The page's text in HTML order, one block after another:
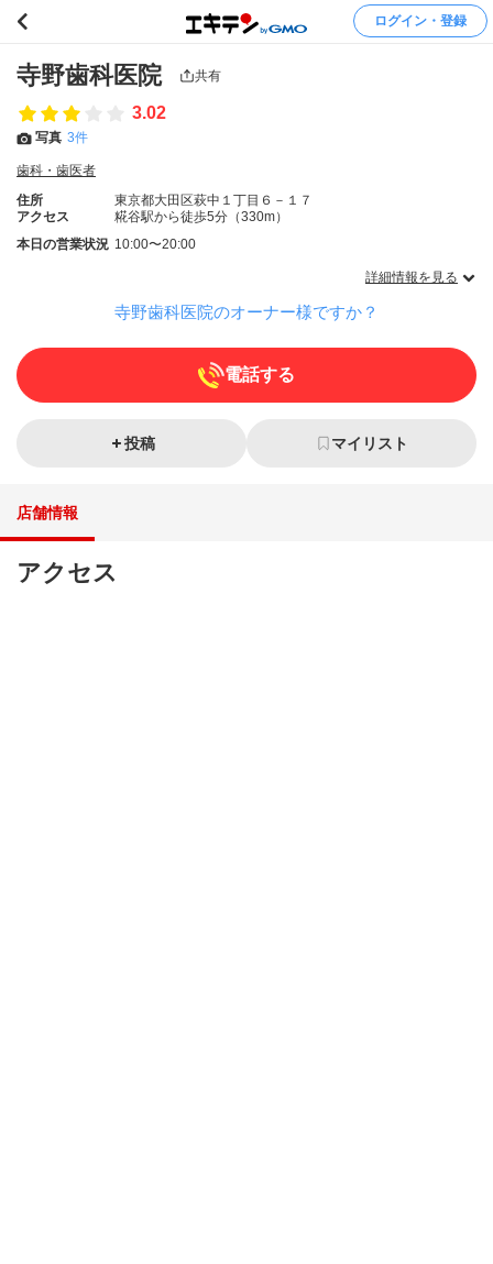
ログイン・登録
寺野歯科医院 共有
3.02
写真 3件
歯科・歯医者
住所
東京都大田区萩中１丁目６－１７
アクセス
糀谷駅から徒歩5分（330m）
本日の営業状況 10:00〜20:00
詳細情報を見る
寺野歯科医院のオーナー様ですか？
電話する
投稿 マイリスト
店舗情報
アクセス